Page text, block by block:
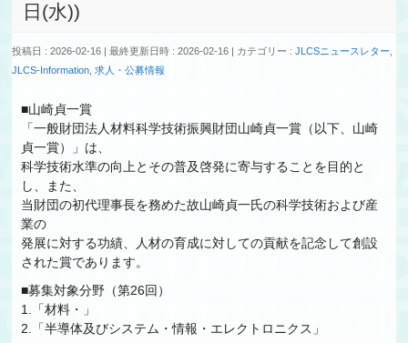
日(水))
投稿日 : 2026-02-16 最終更新日時 : 2026-02-16 カテゴリー :JLCSニュースレター
JLCS-Information ,求人・公募情報
■山崎貞一賞
「一般財団法人材料科学技術振興財団山崎貞一賞（以下、山崎
貞一賞）」は、
科学技術水準の向上とその普及啓発に寄与することを目的と
し、また、
当財団の初代理事長を務めた故山崎貞一氏の科学技術および産
業の
発展に対する功績、人材の育成に対しての貢献を記念して創設
された賞であります。
■募集対象分野（第26回）
1.「材料・」
2.「半導体及びシステム・情報・エレクトロニクス」